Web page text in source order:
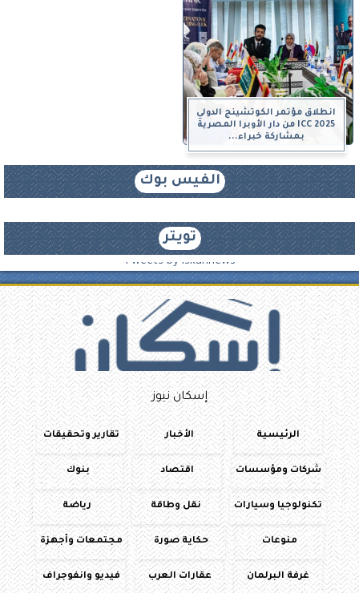
انطلاق مؤتمر الكوتشينج الدولي
ICC 2025 من دار الأوبرا المصرية
بمشاركة خبراء...
الفيس بوك
تويتر
Tweets by iskannews
إسكان نيوز
الرئيسية الأخبار تقارير وتحقيقات
شركات ومؤسسات اقتصاد بنوك
تكنولوجيا وسيارات نقل وطاقة رياضة
منوعات حكاية صورة مجتمعات وأجهزة
غرفة البرلمان عقارات العرب فيديو وانفوجراف